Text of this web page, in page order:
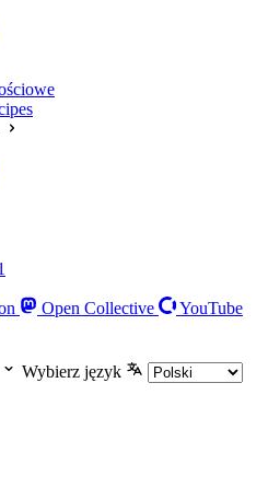
Open Collective
YouTube
Wybierz język